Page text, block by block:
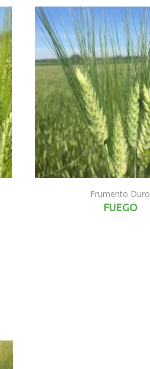
Frumento Duro
FUEGO